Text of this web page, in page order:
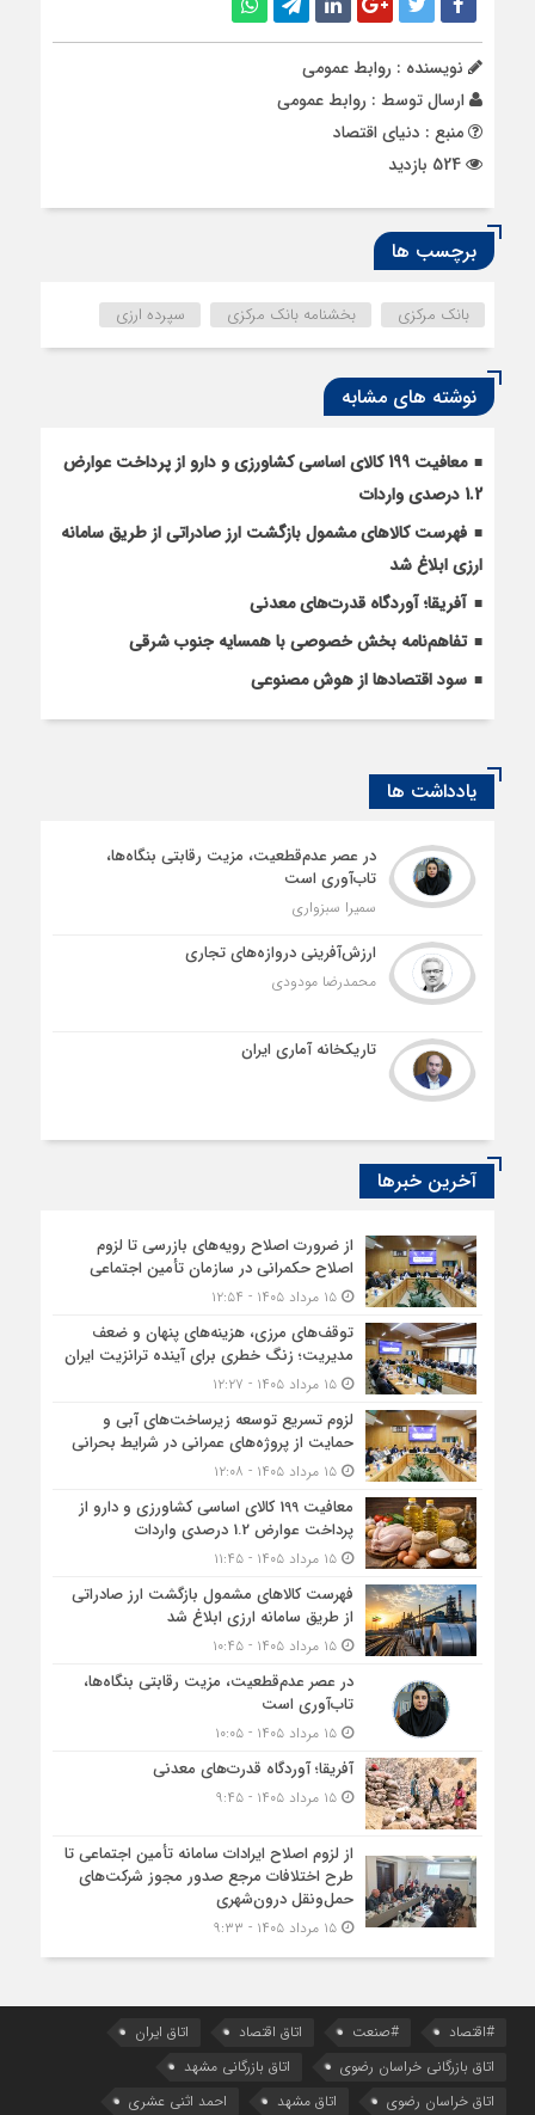
نویسنده : روابط عمومی
ارسال توسط : روابط عمومی
منبع : دنیای اقتصاد
برچسب ها
بانک مرکزی بخشنامه بانک مرکزی سپرده ارزی
نوشته های مشابه
معافیت 199 کالای اساسی کشاورزی و دارو از پرداخت عوارض
1.2 درصدی واردات
فهرست کالاهای مشمول بازگشت ارز صادراتی از طریق سامانه
ارزی ابلاغ شد
آفریقا؛ آوردگاه قدرت‌های معدنی
تفاهم‌نامه بخش خصوصی با همسایه جنوب شرقی
سود اقتصاد‌ها از هوش مصنوعی
یادداشت ها
در عصر عدم‌قطعیت، مزیت رقابتی بنگاه‌ها،
تاب‌آوری است
سمیرا سبزواری
ارزش‌آفرینی دروازه‌های تجاری
محمدرضا مودودی
تاریکخانه آماری ایران
آخرین خبرها
از ضرورت اصلاح رویه‌های بازرسی تا لزوم
اصلاح حکمرانی در سازمان تأمین اجتماعی
۱۵ مرداد ۱۴۰۵ - ۱۲:۵۴
توقف‌های مرزی، هزینه‌های پنهان و ضعف
مدیریت؛ زنگ خطری برای آینده ترانزیت ایران
۱۵ مرداد ۱۴۰۵ - ۱۲:۲۷
لزوم تسریع توسعه زیرساخت‌های آبی و
حمایت از پروژه‌های عمرانی در شرایط بحرانی
۱۵ مرداد ۱۴۰۵ - ۱۲:۰۸
معافیت 199 کالای اساسی کشاورزی و دارو از
پرداخت عوارض 1.2 درصدی واردات
۱۵ مرداد ۱۴۰۵ - ۱۱:۴۵
فهرست کالاهای مشمول بازگشت ارز صادراتی
از طریق سامانه ارزی ابلاغ شد
۱۵ مرداد ۱۴۰۵ - ۱۰:۴۵
در عصر عدم‌قطعیت، مزیت رقابتی بنگاه‌ها،
تاب‌آوری است
۱۵ مرداد ۱۴۰۵ - ۱۰:۰۵
آفریقا؛ آوردگاه قدرت‌های معدنی
۱۵ مرداد ۱۴۰۵ - ۹:۴۵
از لزوم اصلاح ایرادات سامانه تأمین اجتماعی تا
طرح اختلافات مرجع صدور مجوز شرکت‌های
حمل‌ونقل درون‌شهری
۱۵ مرداد ۱۴۰۵ - ۹:۳۳
#اقتصاد #صنعت اتاق اقتصاد
اتاق ایران
اتاق بازرگانی خراسان رضوی
اتاق بازرگانی مشهد
اتاق خراسان رضوی
اتاق مشهد احمد اثنی عشری